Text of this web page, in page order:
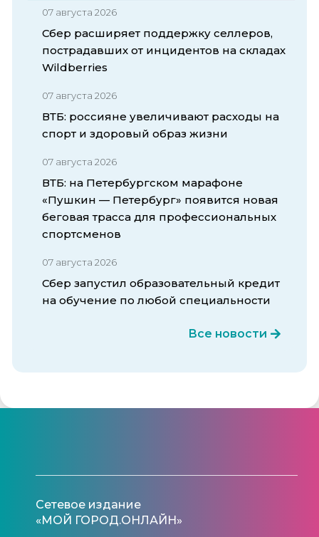
07 августа 2026
Сбер расширяет поддержку селлеров,
пострадавших от инцидентов на складах
Wildberries
07 августа 2026
ВТБ: россияне увеличивают расходы на
спорт и здоровый образ жизни
07 августа 2026
ВТБ: на Петербургском марафоне
«Пушкин — Петербург» появится новая
беговая трасса для профессиональных
спортсменов
07 августа 2026
Сбер запустил образовательный кредит
на обучение по любой специальности
Все новости
Сетевое издание
«МОЙ ГОРОД.ОНЛАЙН»